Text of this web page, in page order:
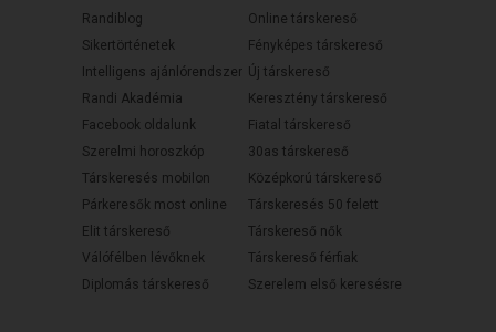
Randiblog
Sikertörténetek
Intelligens ajánlórendszer
Randi Akadémia
Facebook oldalunk
Szerelmi horoszkóp
Társkeresés mobilon
Párkeresők most online
Elit társkereső
Válófélben lévőknek
Diplomás társkereső
Online társkereső
Fényképes társkereső
Új társkereső
Keresztény társkereső
Fiatal társkereső
30as társkereső
Középkorú társkereső
Társkeresés 50 felett
Társkereső nők
Társkereső férfiak
Szerelem első keresésre